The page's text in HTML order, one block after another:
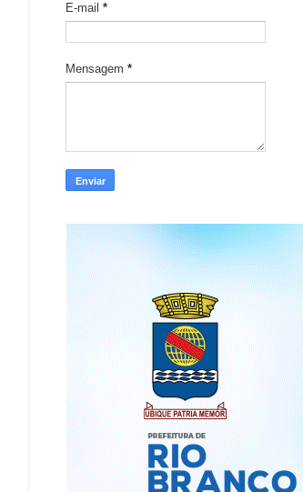
E-mail *
Mensagem *